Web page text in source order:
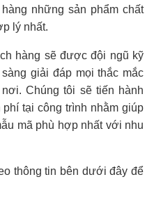
những sản phẩm chất
lý nhất.
hàng sẽ được đội ngũ kỹ
giải đáp mọi thắc mắc
Chúng tôi sẽ tiến hành
tại công trình nhằm giúp
mã phù hợp nhất với nhu
thông tin bên dưới đây để